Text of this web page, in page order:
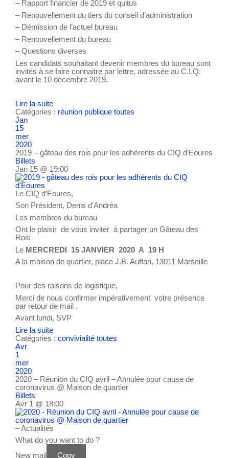
– Rapport financier de 2019 et quitus
– Renouvellement du tiers du conseil d’administration
– Démission de l’actuel bureau
– Renouvellement du bureau
– Questions diverses
Les candidats souhaitant devenir membres du bureau sont
invités à se faire connaitre par lettre, adressée au C.I.Q.
avant le 10 décembre 2019.
Lire la suite
Catégories : réunion publique toutes
Jan
15
mer
2020
2019 – gâteau des rois pour les adhérents du CIQ d’Eoures
Billets
Jan 15 @ 19:00
Le CIQ d’Eoures,
Son Président, Denis d’Andréa
Les membres du bureau
Ont le plaisir de vous inviter à partager un Gâteau des
Rois
Le MERCREDI 15 JANVIER 2020 A 19 H
A la maison de quartier, place J.B. Auffan, 13011 Marseille
Pour des raisons de logistique,
Merci de nous confirmer impérativement votre présence
par retour de mail .
Avant lundi, SVP
Lire la suite
Catégories : convivialité toutes
Avr
1
mer
2020
2020 – Réunion du CIQ avril – Annulée pour cause de
coronavirus @ Maison de quartier
Billets
Avr 1 @ 18:00
– Actualités
What do you want to do ?
New mail
Copy